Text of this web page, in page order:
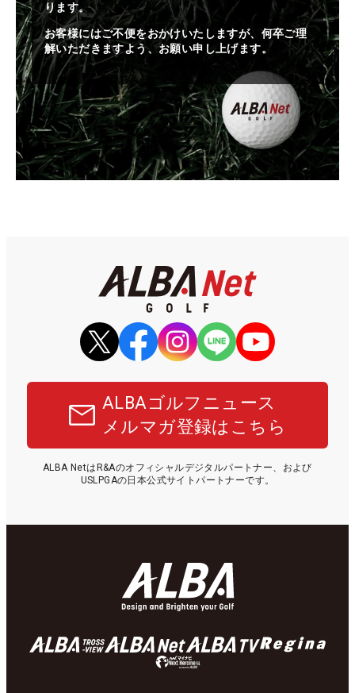
ります。
お客様にはご不便をおかけいたしますが、何卒ご理
解いただきますよう、お願い申し上げます。
ALBAゴルフニュース
メルマガ登録はこちら
ALBA NetはR&Aのオフィシャルデジタルパートナー、および
USLPGAの日本公式サイトパートナーです。